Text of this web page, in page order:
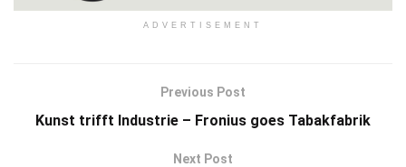
ADVERTISEMENT
Previous Post
Kunst trifft Industrie – Fronius goes Tabakfabrik
Next Post